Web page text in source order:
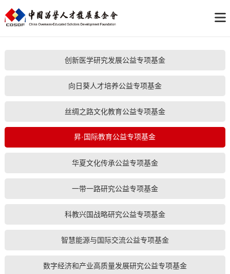
创新医学研究发展公益专项基金
向日葵人才培养公益专项基金
丝绸之路文化教育公益专项基金
昇·国际教育公益专项基金
华夏文化传承公益专项基金
一带一路研究公益专项基金
科教兴国战略研究公益专项基金
智慧能源与国际交流公益专项基金
数字经济和产业高质量发展研究公益专项基金